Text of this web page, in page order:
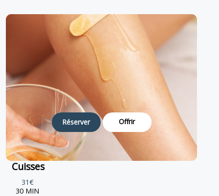
Réserver Offrir
Cuisses
31€
30 MIN